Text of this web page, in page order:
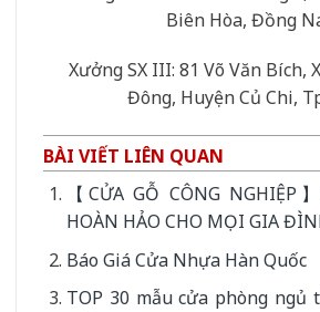
Biên Hòa, Đồng
Xưởng SX III: 81 Võ Văn Bích,
Đông, Huyện Củ Chi,
BÀI VIẾT LIÊN QUAN
【CỬA GỖ CÔNG NGHIỆP
HOÀN HẢO CHO MỌI GIA
Báo Giá Cửa Nhựa Hàn Quốc
TOP 30 mẫu cửa phòng